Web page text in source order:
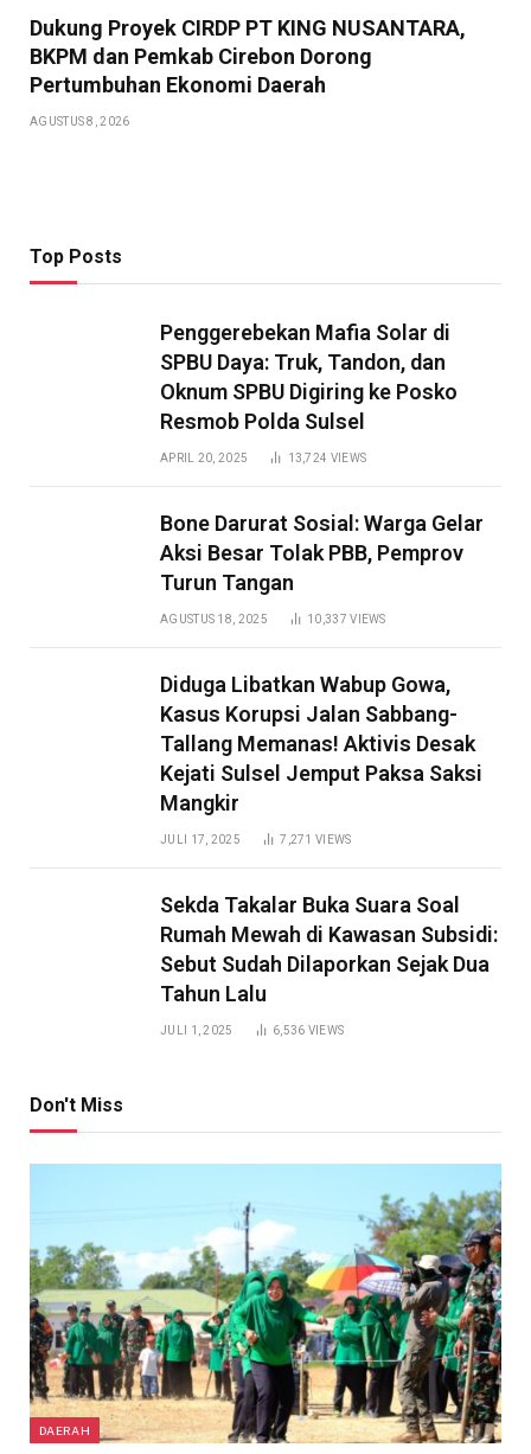
Dukung Proyek CIRDP PT KING NUSANTARA,
BKPM dan Pemkab Cirebon Dorong
Pertumbuhan Ekonomi Daerah
AGUSTUS 8, 2026
Top Posts
Penggerebekan Mafia Solar di
SPBU Daya: Truk, Tandon, dan
Oknum SPBU Digiring ke Posko
Resmob Polda Sulsel
APRIL 20, 2025 13,724 VIEWS
Bone Darurat Sosial: Warga Gelar
Aksi Besar Tolak PBB, Pemprov
Turun Tangan
AGUSTUS 18, 2025 10,337VIEWS
Diduga Libatkan Wabup Gowa,
Kasus Korupsi Jalan Sabbang-
Tallang Memanas! Aktivis Desak
Kejati Sulsel Jemput Paksa Saksi
Mangkir
JULI 17, 2025 7,271VIEWS
Sekda Takalar Buka Suara Soal
Rumah Mewah di Kawasan Subsidi:
Sebut Sudah Dilaporkan Sejak Dua
Tahun Lalu
JULI 1, 2025 6,536 VIEWS
Don't Miss
DAERAH